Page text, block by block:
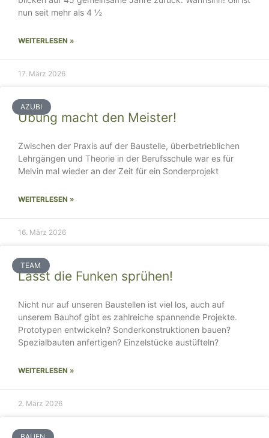
nun seit mehr als 4 ½
WEITERLESEN »
17. März 2026
AZUBI
Übung macht den Meister!
Zwischen der Praxis auf der Baustelle, überbetrieblichen
Lehrgängen und Theorie in der Berufsschule war es für
Melvin mal wieder an der Zeit für ein Sonderprojekt
WEITERLESEN »
16. März 2026
TEAM
Lasst die Funken sprühen!
Nicht nur auf unseren Baustellen ist viel los, auch auf
unserem Bauhof gibt es zahlreiche spannende Projekte.
Prototypen entwickeln? Sonderkonstruktionen bauen?
Spezialbauten anfertigen? Einzelstücke austüfteln?
WEITERLESEN »
2. März 2026